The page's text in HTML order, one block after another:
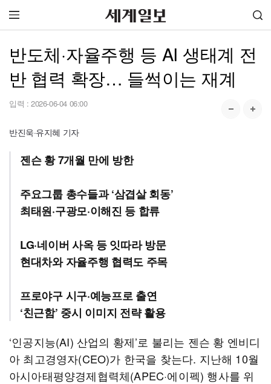
반도체·자율주행 등 AI 생태계 전
반 협력 확장… 들썩이는 재계
입력 : 2026-06-04 06:00
반진욱·유지혜 기자
젠슨 황 7개월 만에 방한
주요그룹 총수들과 ‘삼겹살 회동’
최태원·구광모·이해진 등 합류
LG·네이버 사옥 등 잇따라 방문
현대차와 자율주행 협력도 주목
프로야구 시구·예능프로 출연
‘친근함’ 중시 이미지 전략 활용
‘인공지능(AI) 산업의 황제’로 불리는 젠슨 황 엔비디
아 최고경영자(CEO)가 한국을 찾는다. 지난해 10월
아시아태평양경제협력체(APEC·에이펙) 행사를 위